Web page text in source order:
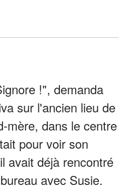
!", demanda
sur l'ancien lieu de
mère, dans le centre
pour voir son
avait déjà rencontré
avec Susie.